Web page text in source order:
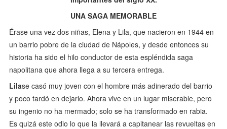
UNA SAGA MEMORABLE
Érase una vez dos niñas, Elena y Lila, que nacieron en 1944 en
un barrio pobre de la ciudad de Nápoles, y desde entonces su
historia ha sido el hilo conductor de esta espléndida saga
napolitana que ahora llega a su tercera entrega.
Lilase casó muy joven con el hombre más adinerado del barrio
y poco tardó en dejarlo. Ahora vive en un lugar miserable, pero
su ingenio no ha mermado; solo se ha transformado en rabia.
Es quizá este odio lo que la llevará a capitanear las revueltas en